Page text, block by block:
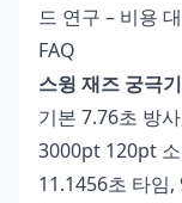
드 연구 – 비용
FAQ
스윙 재즈 궁극
기본 7.76초 방
3000pt 120pt 소
11.1456초 타임